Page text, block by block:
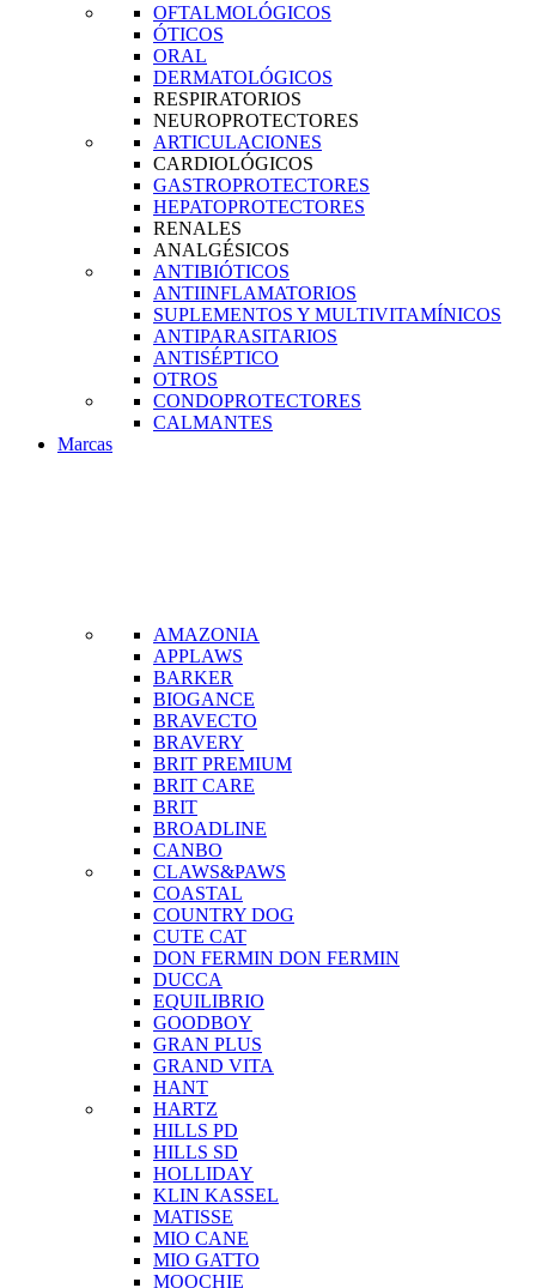
OFTALMOLÓGICOS
ÓTICOS
ORAL
DERMATOLÓGICOS
RESPIRATORIOS
NEUROPROTECTORES
ARTICULACIONES
CARDIOLÓGICOS
GASTROPROTECTORES
HEPATOPROTECTORES
RENALES
ANALGÉSICOS
ANTIBIÓTICOS
ANTIINFLAMATORIOS
SUPLEMENTOS Y MULTIVITAMÍNICOS
ANTIPARASITARIOS
ANTISÉPTICO
OTROS
CONDOPROTECTORES
CALMANTES
Marcas
AMAZONIA
APPLAWS
BARKER
BIOGANCE
BRAVECTO
BRAVERY
BRIT PREMIUM
BRIT CARE
BRIT
BROADLINE
CANBO
CLAWS&PAWS
COASTAL
COUNTRY DOG
CUTE CAT
DON FERMIN DON FERMIN
DUCCA
EQUILIBRIO
GOODBOY
GRAN PLUS
GRAND VITA
HANT
HARTZ
HILLS PD
HILLS SD
HOLLIDAY
KLIN KASSEL
MATISSE
MIO CANE
MIO GATTO
MOOCHIE